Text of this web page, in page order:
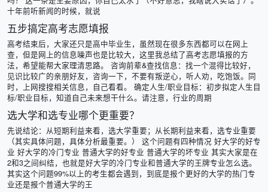
十年前听新闻的时候，就说
五步搞定高考志愿填报
高考结束后，大家还只是高中毕业生，虽然现在很多东西都可以在网上
查，但是网上的信息噪声也是比较大，这里我总结了高考志愿填报的方
法，希望能帮大家理清思路。 咨询前辈&查找信息：找一个混得比较好，
见识比较广的亲朋好友，咨询一下，不要有叛逆心，听人劝，吃饱饭。同
时，上网搜搜相关信息，自己看看。 确定人生/职业目标：初步拟定人生目
标/职业目标，知道自己未来想干什么。请注意，行业的周期
选大学和选专业哪个更重要？
先说结论：从短期利益来看，选大学重要；从长期利益来看，选专业重要
（其实具体问题，具体分析最重要。） 这个问题有四种情况 好大学的好专
业 好大学的冷门专业 普通大学的好专业 普通大学的坏专业 其实大家是在
2和3之间纠结，也就是好大学的冷门专业和普通大学的王牌专业怎么选。
其实这个问题99%以上的考生都会遇到，到底是报个更好的大学的热门专
业还是报个普通大学的王